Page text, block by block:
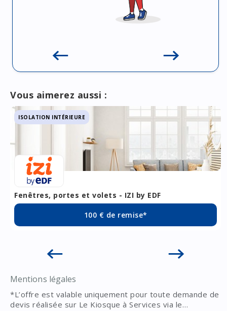
Vous aimerez aussi :
ISOLATION INTÉRIEURE
Fenêtres, portes et volets - IZI by EDF
100 € de remise*
Mentions légales
*L’offre est valable uniquement pour toute demande de
devis réalisée sur Le Kiosque à Services via le